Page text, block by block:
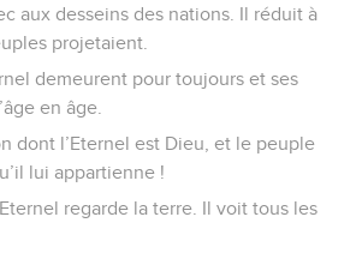
aux desseins des nations. Il réduit à
projetaient.
demeurent pour toujours et ses
en âge.
dont l’Eternel est Dieu, et le peuple
lui appartienne !
regarde la terre. Il voit tous les